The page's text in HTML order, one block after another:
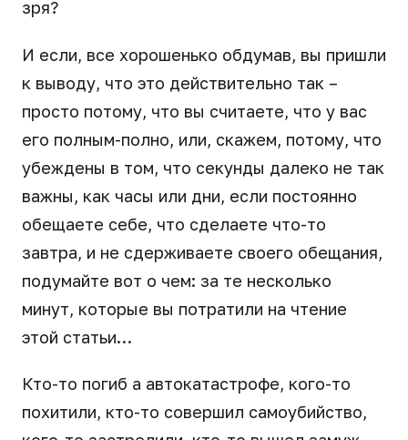
зря?
И если, все хорошенько обдумав, вы пришли
к выводу, что это действительно так –
просто потому, что вы считаете, что у вас
его полным-полно, или, скажем, потому, что
убеждены в том, что секунды далеко не так
важны, как часы или дни, если постоянно
обещаете себе, что сделаете что-то
завтра, и не сдерживаете своего обещания,
подумайте вот о чем: за те несколько
минут, которые вы потратили на чтение
этой статьи…
Кто-то погиб а автокатастрофе, кого-то
похитили, кто-то совершил самоубийство,